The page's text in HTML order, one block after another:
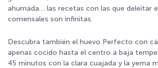
ahumada… las recetas con las que deleitar
comensales son infinitas.
Descubra también el huevo Perfecto con
apenas cocido hasta el centro a baja
45 minutos con la clara cuajada y la yema